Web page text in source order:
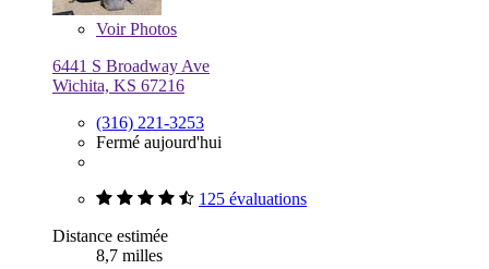
VoirPhotos
6441 S Broadway Ave
Wichita, KS 67216
(316) 221-3253
Fermé aujourd'hui
125 évaluations
Distance estimée
8,7 milles